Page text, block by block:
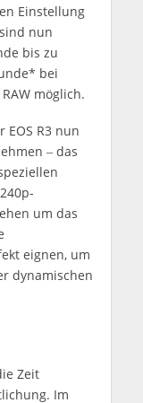
Einstellung
nun
bis zu
bei
möglich.
R3 nun
‒ das
um das
eignen, um
dynamischen
Zeit
Im